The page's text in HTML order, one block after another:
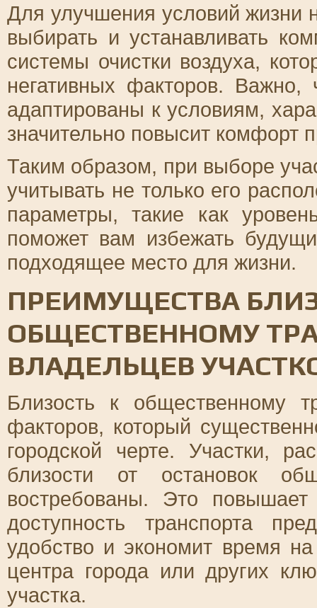
Для улучшения условий жизни
выбирать и устанавливать
системы очистки воздуха,
негативных факторов.
адаптированы к условиям,
значительно повысит комфорт
Таким образом, при выборе
учитывать не только его
параметры, такие как
поможет вам избежать
подходящее место для жизни.
ПРЕИМУЩЕСТВА
ОБЩЕСТВЕННОМУ
ВЛАДЕЛЬЦЕВ
Близость к общественному
факторов, который
городской черте. Участки,
близости от остановок
востребованы. Это
доступность транспорта
удобство и экономит время
центра города или других
участка.